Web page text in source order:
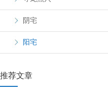
阴宅
阳宅
推荐文章